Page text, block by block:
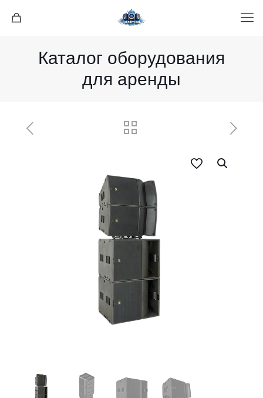
Каталог оборудования
для аренды